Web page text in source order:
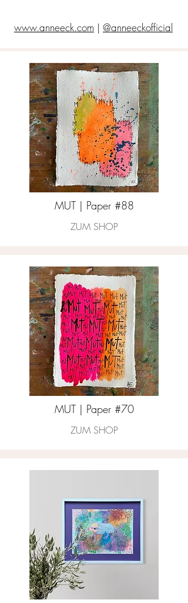
www.anneeck.com | @anneeckofficial
MUT | Paper #88
ZUM SHOP
MUT | Paper #70
ZUM SHOP